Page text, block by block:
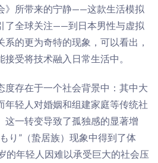
》所带来的宁静——这款生活模拟
了全球关注——到日本男性与虚拟
系的更为奇特的现象，可以看出，
受将技术融入日常生活中。
度存在于一个社会背景中：其中大
年轻人对婚姻和组建家庭等传统社
这一转变导致了孤独感的显著增
り”（蛰居族）现象中得到了体
的年轻人因难以承受巨大的社会压